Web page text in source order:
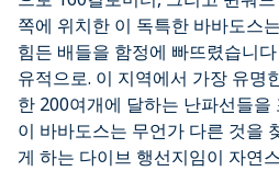
쪽에 위치한 이 독특한 바바도스
힘든 배들을 함정에 빠뜨렸습니
유적으로. 이 지역에서 가장 유명
한 200여개에 달하는 난파선들
이 바바도스는 무언가 다른 것을
게 하는 다이브 행선지임이 자연